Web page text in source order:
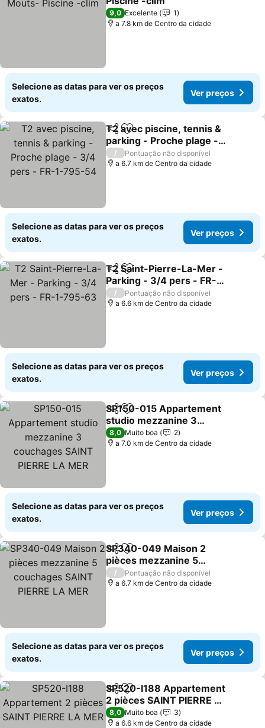
9,0 Excelente
1
a 7.8 km de Centro da cidade
Selecione as datas para ver os preços
exatos.
Ver preços
PartilharAdicionar aos favoritos
T2 avec piscine, tennis &
parking - Proche plage -
3/4 pers - FR-1-795-54
/
Pontuação não disponível
a 6.7 km de Centro da cidade
Selecione as datas para ver os preços
exatos.
Ver preços
PartilharAdicionar aos favoritos
T2 Saint-Pierre-La-Mer -
Parking - 3/4 pers - FR-1-
795-63
/
Pontuação não disponível
a 6.6 km de Centro da cidade
Selecione as datas para ver os preços
exatos.
Ver preços
PartilharAdicionar aos favoritos
SP150-015 Appartement
studio mezzanine 3
couchages SAINT PIERRE
LA MER
8,0 Muito boa
2
a 7.0 km de Centro da cidade
Selecione as datas para ver os preços
exatos.
Ver preços
PartilharAdicionar aos favoritos
SP340-049 Maison 2
pièces mezzanine 5
couchages SAINT PIERRE
LA MER
/
Pontuação não disponível
a 6.7 km de Centro da cidade
Selecione as datas para ver os preços
exatos.
Ver preços
PartilharAdicionar aos favoritos
SP520-I188 Appartement
2 pièces SAINT PIERRE LA
MER
8,0 Muito boa
3
a 6.6 km de Centro da cidade